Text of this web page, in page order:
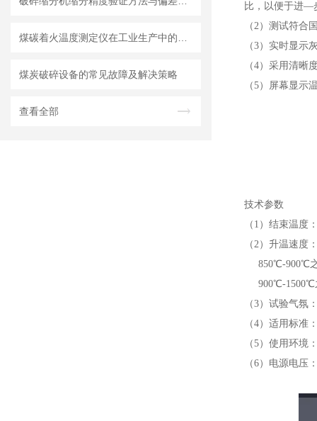
煤炭破碎设备的常见故障及解决策略
查看全部
比，以便于进—
（2）测试符合
（3）实时显示
（4）采用清晰
（5）屏幕显示
技术参数
（1）结束温度
（2）升温速度
850℃-900℃
900℃-1500℃
（3）试验气氛
（4）适用标准
（5）使用环境
（6）电源电压